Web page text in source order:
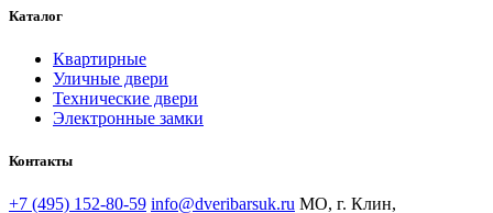
Каталог
Квартирные
Уличные двери
Технические двери
Электронные замки
Контакты
+7 (495) 152-80-59 info@dveribarsuk.ru МО, г. Клин,